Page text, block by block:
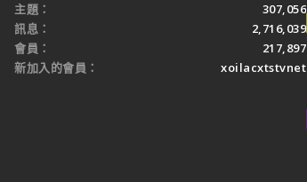
主題
307,056
訊息
2,716,039
會員
217,897
新加入的會員
xoilacxtstvnet